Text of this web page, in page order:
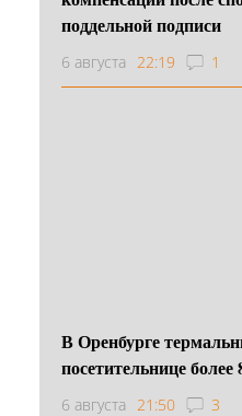
поддельной подписи
6 августа 22:19 1
В Оренбурге
посетительнице
6 августа 21:50 3